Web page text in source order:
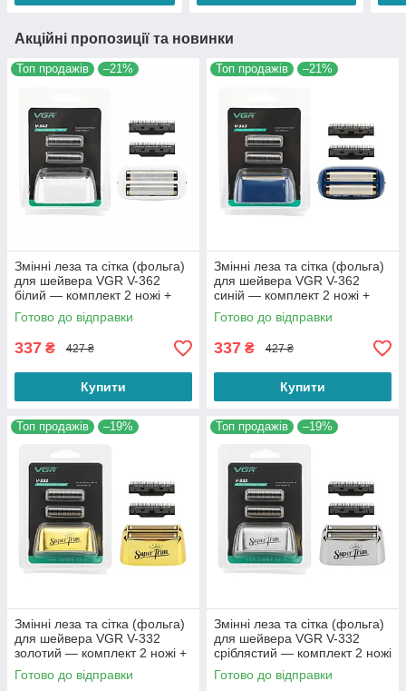
Акційні пропозиції та новинки
Топ продажів –21%
Змінні леза та сітка (фольга)
для шейвера VGR V-362
білий — комплект 2 ножі +
захисна сітка Foil Shaver
Parts
Готово до відправки
337 ₴ 427 ₴
Купити
Топ продажів –21%
Змінні леза та сітка (фольга)
для шейвера VGR V-362
синій — комплект 2 ножі +
захисна сітка Foil Shaver
Parts
Готово до відправки
337 ₴ 427 ₴
Купити
Топ продажів –19%
Змінні леза та сітка (фольга)
для шейвера VGR V-332
золотий — комплект 2 ножі +
захисна сітка Foil Shaver
Parts
Готово до відправки
Топ продажів –19%
Змінні леза та сітка (фольга)
для шейвера VGR V-332
сріблястий — комплект 2 ножі
+ захисна сітка Foil Shaver
Parts
Готово до відправки